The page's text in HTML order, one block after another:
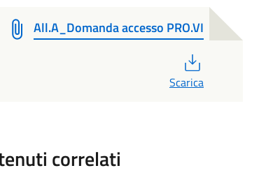
All.A_Domanda accesso PRO.VI
Scarica
correlati